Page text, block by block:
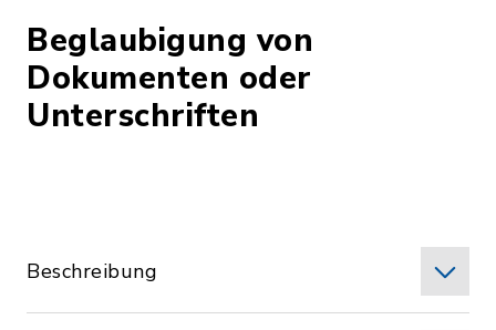
Beglaubigung von
Dokumenten oder
Unterschriften
Beschreibung